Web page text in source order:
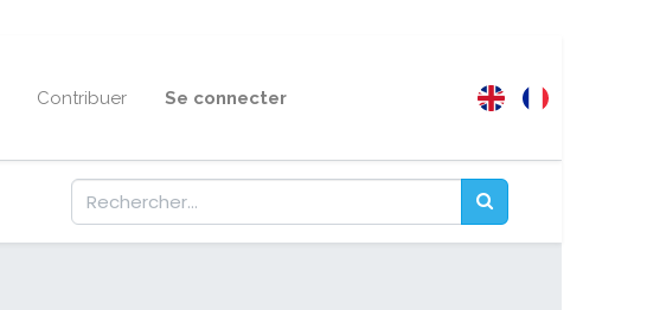
Contribuer Se connecter